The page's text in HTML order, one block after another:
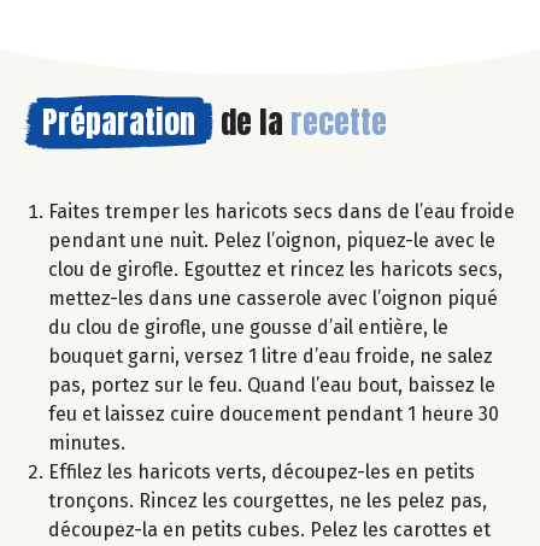
Préparation de la recette
Faites tremper les haricots secs dans de l’eau froide
pendant une nuit. Pelez l’oignon, piquez-le avec le
clou de girofle. Egouttez et rincez les haricots secs,
mettez-les dans une casserole avec l’oignon piqué
du clou de girofle, une gousse d’ail entière, le
bouquet garni, versez 1 litre d’eau froide, ne salez
pas, portez sur le feu. Quand l’eau bout, baissez le
feu et laissez cuire doucement pendant 1 heure 30
minutes.
Effilez les haricots verts, découpez-les en petits
tronçons. Rincez les courgettes, ne les pelez pas,
découpez-la en petits cubes. Pelez les carottes et